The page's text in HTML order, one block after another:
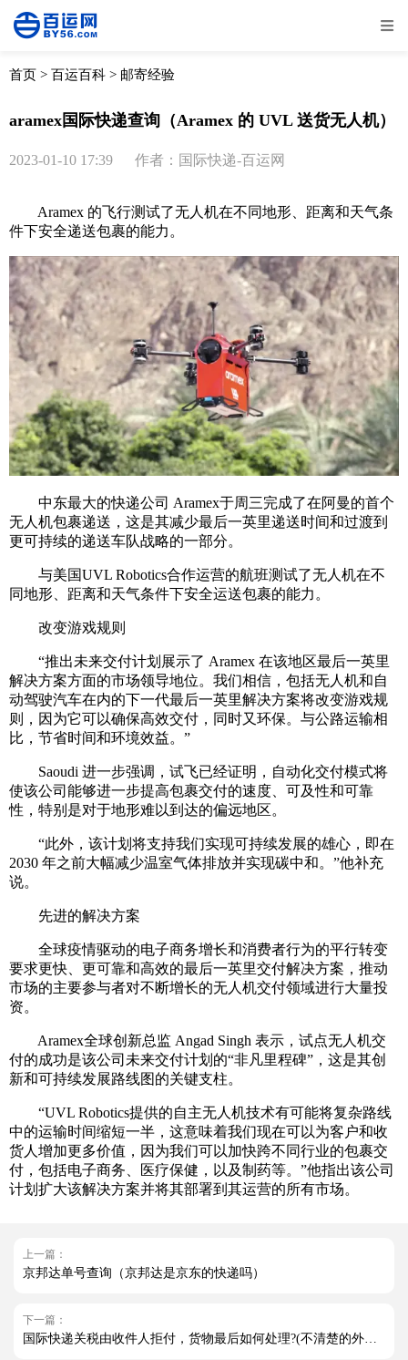
全部 物流资讯
取消 确定
首页 > 百运百科 > 邮寄经验
aramex国际快递查询（Aramex 的 UVL 送货无人机）
2023-01-10 17:39 作者：国际快递-百运网
Aramex 的飞行测试了无人机在不同地形、距离和天气条
件下安全递送包裹的能力。
中东最大的快递公司 Aramex于周三完成了在阿曼的首个
无人机包裹递送，这是其减少最后一英里递送时间和过渡到
更可持续的递送车队战略的一部分。
与美国UVL Robotics合作运营的航班测试了无人机在不
同地形、距离和天气条件下安全运送包裹的能力。
改变游戏规则
“推出未来交付计划展示了 Aramex 在该地区最后一英里
解决方案方面的市场领导地位。我们相信，包括无人机和自
动驾驶汽车在内的下一代最后一英里解决方案将改变游戏规
则，因为它可以确保高效交付，同时又环保。与公路运输相
比，节省时间和环境效益。”
Saoudi 进一步强调，试飞已经证明，自动化交付模式将
使该公司能够进一步提高包裹交付的速度、可及性和可靠
性，特别是对于地形难以到达的偏远地区。
“此外，该计划将支持我们实现可持续发展的雄心，即在
2030 年之前大幅减少温室气体排放并实现碳中和。”他补充
说。
先进的解决方案
全球疫情驱动的电子商务增长和消费者行为的平行转变
要求更快、更可靠和高效的最后一英里交付解决方案，推动
市场的主要参与者对不断增长的无人机交付领域进行大量投
资。
Aramex全球创新总监 Angad Singh 表示，试点无人机交
付的成功是该公司未来交付计划的“非凡里程碑”，这是其创
新和可持续发展路线图的关键支柱。
“UVL Robotics提供的自主无人机技术有可能将复杂路线
中的运输时间缩短一半，这意味着我们现在可以为客户和收
货人增加更多价值，因为我们可以加快跨不同行业的包裹交
付，包括电子商务、医疗保健，以及制药等。”他指出该公司
计划扩大该解决方案并将其部署到其运营的所有市场。
上一篇：
京邦达单号查询（京邦达是京东的快递吗）
下一篇：